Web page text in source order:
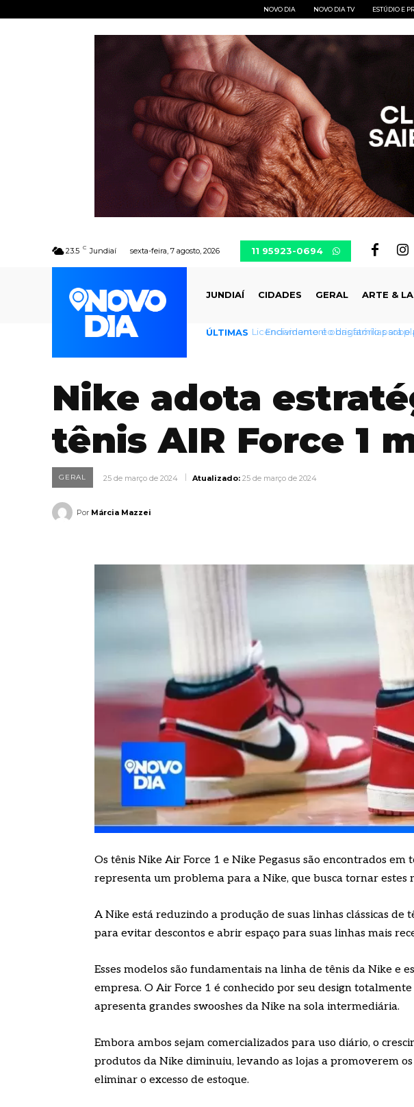
NOVO DIA NOVO DIA TV ESTÚDIO E
23.5 C Jundiaí sexta-feira, 7 agosto, 2026 11 95923-0694
JUNDIAÍ CIDADES GERAL ARTE &
ÚLTIMAS Endividamento das famílias sobe
Nike adota
tênis AIR Force 1
GERAL 25 de março de 2024 Atualizado: 25 de março de 2024
Por Márcia Mazzei
Os tênis Nike Air Force 1 e Nike Pegasus são encontrados em
representa um problema para a Nike, que busca tornar estes
A Nike está reduzindo a produção de suas linhas clássicas de
para evitar descontos e abrir espaço para suas linhas mais
Esses modelos são fundamentais na linha de tênis da Nike e
empresa. O Air Force 1 é conhecido por seu design
apresenta grandes swooshes da Nike na sola intermediária.
Embora ambos sejam comercializados para uso diário, o
produtos da Nike diminuiu, levando as lojas a promoverem
eliminar o excesso de estoque.